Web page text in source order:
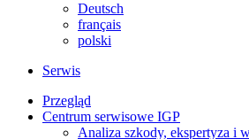
Deutsch
français
polski
Serwis
Przegląd
Centrum serwisowe IGP
Analiza szkody, ekspertyza i